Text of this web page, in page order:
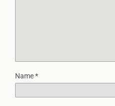
Name*